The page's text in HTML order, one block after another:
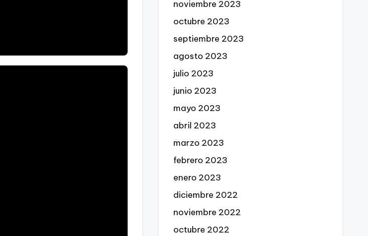
noviembre 2023
octubre 2023
septiembre 2023
agosto 2023
julio 2023
junio 2023
mayo 2023
abril 2023
marzo 2023
febrero 2023
enero 2023
diciembre 2022
noviembre 2022
octubre 2022